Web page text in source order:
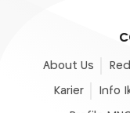
About Us
Karier Info